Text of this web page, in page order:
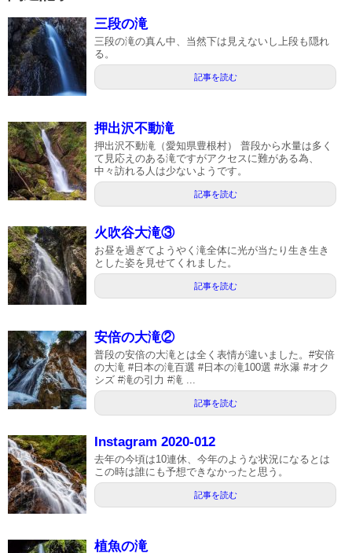
三段の滝
三段の滝の真ん中、当然下は見えないし上段も隠れ
る。
記事を読む
押出沢不動滝
押出沢不動滝（愛知県豊根村） 普段から水量は多く
て見応えのある滝ですがアクセスに難がある為、
中々訪れる人は少ないようです。
記事を読む
火吹谷大滝③
お昼を過ぎてようやく滝全体に光が当たり生き生き
とした姿を見せてくれました。
記事を読む
安倍の大滝②
普段の安倍の大滝とは全く表情が違いました。#安倍
の大滝 #日本の滝百選 #日本の滝100選 #氷瀑 #オク
シズ #滝の引力 #滝 ...
記事を読む
Instagram 2020-012
去年の今頃は10連休、今年のような状況になるとは
この時は誰にも予想できなかったと思う。
記事を読む
植魚の滝